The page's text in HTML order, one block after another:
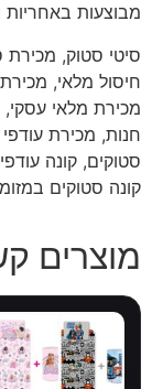
מבוצעות
סיטי סטוק, מכירת
חיסול מלאי,
מכירת מלאי
חנות, מכירת
סטוקים, קונה
קונה סטוקים
מוצרים